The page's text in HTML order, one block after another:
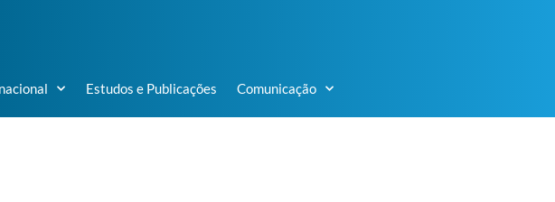
Estudos e Publicações Comunicação